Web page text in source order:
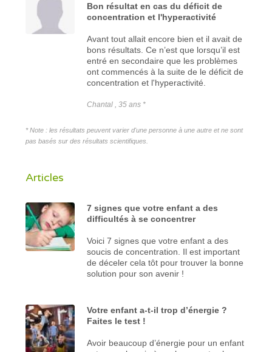
Bon résultat en cas du déficit de
concentration et l'hyperactivité
Avant tout allait encore bien et il avait de
bons résultats. Ce n’est que lorsqu’il est
entré en secondaire que les problèmes
ont commencés à la suite de le déficit de
concentration et l'hyperactivité.
Chantal , 35 ans *
* Note : les résultats peuvent varier d'une personne à une autre et ne sont
pas basés sur des résultats scientifiques.
Articles
7 signes que votre enfant a des
difficultés à se concentrer
Voici 7 signes que votre enfant a des
soucis de concentration. Il est important
de déceler cela tôt pour trouver la bonne
solution pour son avenir !
Votre enfant a-t-il trop d’énergie ?
Faites le test !
Avoir beaucoup d’énergie pour un enfant